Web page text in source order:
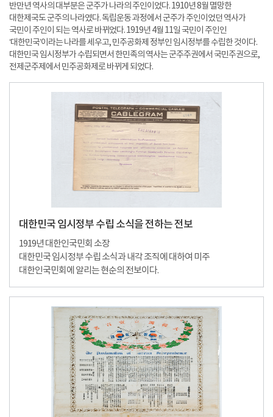
반만년 역사의 대부분은 군주가 나라의 주인이었다. 1910년 8월 멸망한
대한제국도 군주의 나라였다. 독립운동 과정에서 군주가 주인이었던 역사가
국민이 주인이 되는 역사로 바뀌었다. 1919년 4월 11일 국민이 주인인
‘대한민국’이라는 나라를 세우고, 민주공화제 정부인 임시정부를 수립한 것이다.
대한민국 임시정부가 수립되면서 한민족의 역사는 군주주권에서 국민주권으로,
전제군주제에서 민주공화제로 바뀌게 되었다.
대한민국 임시정부 수립 소식을 전하는 전보
1919년 대한인국민회 소장
대한민국 임시정부 수립 소식과 내각 조직에 대하여 미주
대한인국민회에 알리는 현순의 전보이다.